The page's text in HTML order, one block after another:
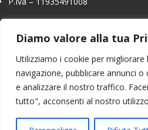
Diamo valore alla tua
Utilizziamo i cookie per migliorare
navigazione, pubblicare annunci
e analizzare il nostro traffico.
tutto", acconsenti al nostro
06 3105 8094
Web Romadi